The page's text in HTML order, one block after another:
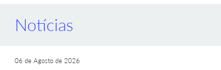
Notícias
06 de Agosto de 2026